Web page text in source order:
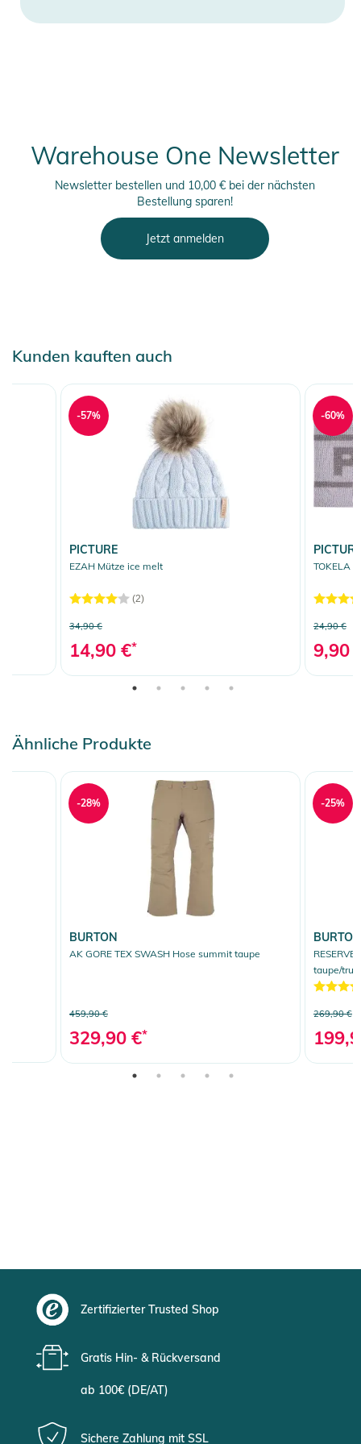
Warehouse One Newsletter
Newsletter bestellen und 10,00 € bei der nächsten
Bestellung sparen!
Jetzt anmelden
Kunden kauften auch
PICTURE
EZAH Mütze ice melt
(2)
34,90 €
14,90 €*
-57%
PICTURE
TOKELA
24,90 €
9,90
-60%
Ähnliche Produkte
BURTON
AK GORE TEX SWASH Hose summit taupe
459,90 €
329,90 €*
-28%
BURTON
taupe/
269,90 €
-25%
Zertifizierter Trusted Shop
Gratis Hin- & Rückversand
ab 100€ (DE/AT)
Sichere Zahlung mit SSL